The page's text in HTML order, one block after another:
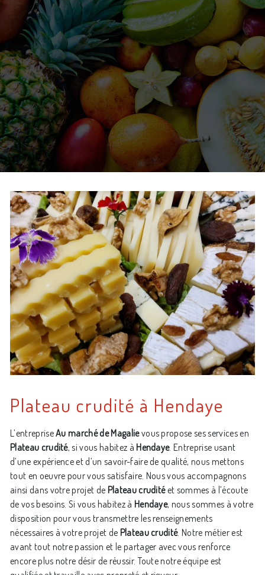
Plateau crudité à Hendaye
L’entrepriseAu marché de Magalievous propose ses services en
Plateau crudité, si vous habitez àHendaye. Entreprise usant
d’une expérience et d’un savoir-faire de qualité, nous mettons
tout en oeuvre pour vous satisfaire. Nous vous accompagnons
ainsi dans votre projet de Plateau cruditéet sommes à l’écoute
de vos besoins. Si vous habitez à Hendaye, nous sommes à votre
disposition pour vous transmettre les renseignements
nécessaires à votre projet de Plateau crudité. Notre métier est
avant tout notre passion et le partager avec vous renforce
encore plus notre désir de réussir. Toute notre équipe est